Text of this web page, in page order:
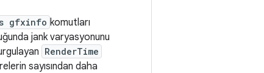
gfxinfo komutları
jank varyasyonunu
RenderTime
sayısından daha